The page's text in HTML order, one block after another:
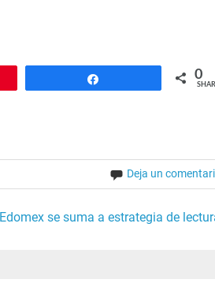
0
Deja un
Edomex se suma a estrategia de